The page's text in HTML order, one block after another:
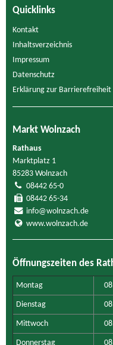
Quicklinks
Kontakt
Inhaltsverzeichnis
Impressum
Datenschutz
Erklärung zur Barrierefreiheit
Markt Wolnzach
Rathaus
Marktplatz 1
85283 Wolnzach
08442 65-0
08442 65-34
info@wolnzach.de
www.wolnzach.de
Öffnungszeiten des
Montag
Dienstag
Mittwoch
Donnerstag